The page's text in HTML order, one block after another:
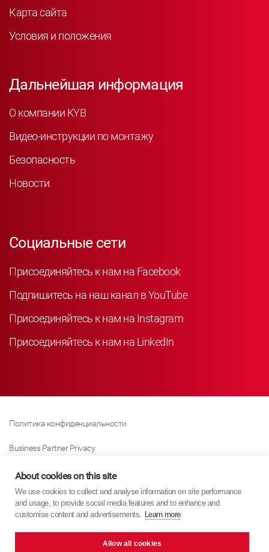
Карта сайта
Условия и положения
Дальнейшая информация
О компании KYB
Видео-инструкции по монтажу
Безопасность
Новости
Социальные сети
Присоединяйтесь к нам на Facebook
Подпишитесь на наш канал в YouTube
Присоединяйтесь к нам на Instagram
Присоединяйтесь к нам на LinkedIn
Политика конфиденциальности
Business Partner Privacy
Политика Использования Файлов «куки»
Modern Slavery Act Policy
About cookies on this site
We use cookies to collect and analyse information on site performance
and usage, to provide social media features and to enhance and
customise content and advertisements. Learn more
Allow all cookies